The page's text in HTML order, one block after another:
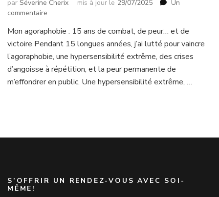
par Séverine Cherix mis à jour le 29/07/2025
Un
commentaire
l’agoraphobie
:
comment
surmonter
l’anxiété
et
Mon agoraphobie : 15 ans de combat, de peur… et de
victoire Pendant 15 longues années, j’ai lutté pour vaincre
l’agoraphobie, une hypersensibilité extrême, des crises
d’angoisse à répétition, et la peur permanente de
m’effondrer en public. Une hypersensibilité extrême, …
S’OFFRIR UN RENDEZ-VOUS AVEC SOI-
MÊME!